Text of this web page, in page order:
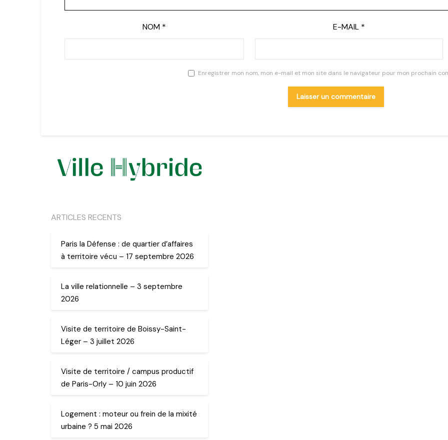
NOM * E-MAIL *
Enregistrer mon nom, mon e-mail et mon site dans le navigateur pour mon prochain
ARTICLES RECENTS
Paris la Défense : de quartier d’affaires
à territoire vécu – 17 septembre 2026
La ville relationnelle – 3 septembre
2026
Visite de territoire de Boissy-Saint-
Léger – 3 juillet 2026
Visite de territoire / campus productif
de Paris-Orly – 10 juin 2026
Logement : moteur ou frein de la mixité
urbaine ? 5 mai 2026